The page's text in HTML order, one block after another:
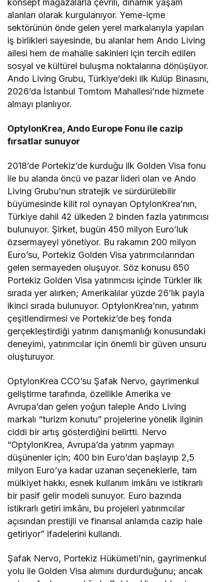
konsept mağazalarla çevrili, dinamik yaşam
alanları olarak kurgulanıyor. Yeme-içme
sektörünün önde gelen yerel markalarıyla yapılan
iş birlikleri sayesinde, bu alanlar hem Ando Living
ailesi hem de mahalle sakinleri için tercih edilen
sosyal ve kültürel buluşma noktalarına dönüşüyor.
Ando Living Grubu, Türkiye’deki ilk Kulüp Binasını,
2026’da İstanbul Tomtom Mahallesi’nde hizmete
almayı planlıyor.
OptylonKrea, Ando Europe Fonu ile cazip
fırsatlar sunuyor
2018’de Portekiz’de kurduğu ilk Golden Visa fonu
ile bu alanda öncü ve pazar lideri olan ve Ando
Living Grubu’nun stratejik ve sürdürülebilir
büyümesinde kilit rol oynayan OptylonKrea’nın,
Türkiye dahil 42 ülkeden 2 binden fazla yatırımcısı
bulunuyor. Şirket, bugün 450 milyon Euro’luk
özsermayeyi yönetiyor. Bu rakamın 200 milyon
Euro’su, Portekiz Golden Visa yatırımcılarından
gelen sermayeden oluşuyor. Söz konusu 650
Portekiz Golden Visa yatırımcısı içinde Türkler ilk
sırada yer alırken; Amerikalılar yüzde 26’lık payla
ikinci sırada bulunuyor. OptylonKrea’nın, yatırım
çeşitlendirmesi ve Portekiz’de beş fonda
gerçekleştirdiği yatırım danışmanlığı konusundaki
deneyimi, yatırımcılar için önemli bir güven unsuru
oluşturuyor.
OptylonKrea CCO’su Şafak Nervo, gayrimenkul
geliştirme tarafında, özellikle Amerika ve
Avrupa’dan gelen yoğun taleple Ando Living
markalı “turizm konutu” projelerine yönelik ilginin
ciddi bir artış gösterdiğini belirtti. Nervo
“OptylonKrea, Avrupa’da yatırım yapmayı
düşünenler için; 400 bin Euro’dan başlayıp 2,5
milyon Euro’ya kadar uzanan seçeneklerle, tam
mülkiyet hakkı, esnek kullanım imkânı ve istikrarlı
bir pasif gelir modeli sunuyor. Euro bazında
istikrarlı getiri imkânı, bu projeleri yatırımcılar
açısından prestijli ve finansal anlamda cazip hale
getiriyor” ifadelerini kullandı.
Şafak Nervo, Portekiz Hükümeti’nin, gayrimenkul
yolu ile Golden Visa alımını durdurduğunu; ancak